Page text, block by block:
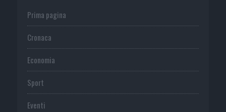
Prima pagina
Cronaca
Economia
Sport
Eventi